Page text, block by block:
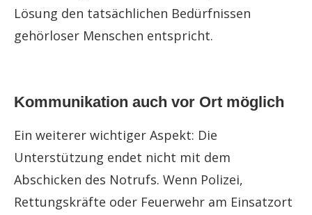
Lösung den tatsächlichen Bedürfnissen
gehörloser Menschen entspricht.
Kommunikation auch vor Ort möglich
Ein weiterer wichtiger Aspekt: Die
Unterstützung endet nicht mit dem
Abschicken des Notrufs. Wenn Polizei,
Rettungskräfte oder Feuerwehr am Einsatzort